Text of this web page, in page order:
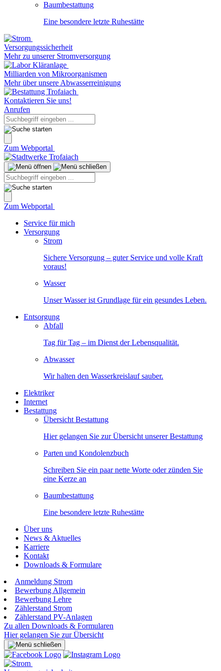
Baumbestattung
Eine besondere letzte Ruhestätte
Versorgungssicherheit
Mehr zu unserer Stromversorgung
Milliarden von Mikroorganismen
Mehr über unsere Abwasserreinigung
Kontaktieren Sie uns!
Anrufen
Zum Webportal
Zum Webportal
Service für mich
Versorgung
Strom
Sichere Versorgung – guter Service und volle Kraft
voraus!
Wasser
Unser Wasser ist Grundlage für ein gesundes Leben.
Entsorgung
Abfall
Tag für Tag – im Dienst der Lebensqualität.
Abwasser
Wir halten den Wasserkreislauf sauber.
Elektriker
Internet
Bestattung
Übersicht Bestattung
Hier gelangen Sie zur Übersicht unserer Bestattung
Parten und Kondolenzbuch
Schreiben Sie ein paar nette Worte oder zünden Sie
eine Kerze an
Baumbestattung
Eine besondere letzte Ruhestätte
Über uns
News & Aktuelles
Karriere
Kontakt
Downloads & Formulare
Anmeldung Strom
Bewerbung Allgemein
Bewerbung Lehre
Zählerstand Strom
Zählerstand PV-Anlagen
Zu allen Downloads & Formularen
Hier gelangen Sie zur Übersicht